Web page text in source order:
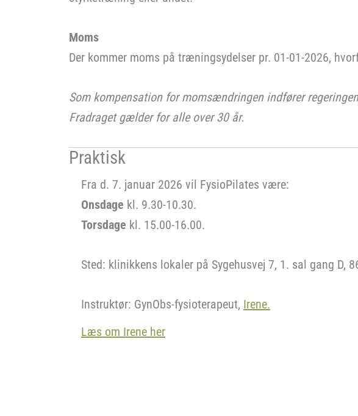
Moms
Der kommer moms på træningsydelser pr. 01-01-2026,
Som kompensation for momsændringen indfører
Fradraget gælder for alle over 30 år.
Praktisk
Fra d. 7. januar 2026 vil FysioPilates være:
Onsdage kl. 9.30-10.30.
Torsdage kl. 15.00-16.00.
Sted: klinikkens lokaler på Sygehusvej 7, 1. sal gang D,
Instruktør: GynObs-fysioterapeut, Irene.
Læs om Irene her